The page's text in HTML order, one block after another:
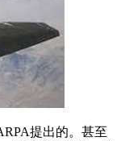
提出的。甚至